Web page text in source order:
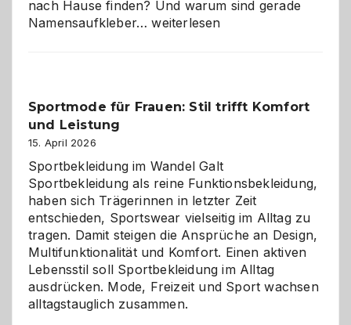
nach Hause finden? Und warum sind gerade
Namensaufkleber…Namensaufkleber
gegen
Chaos
weiterlesen
Sportmode für Frauen: Stil trifft Komfort
und Leistung
15. April 2026
Sportbekleidung im Wandel Galt
Sportbekleidung als reine Funktionsbekleidung,
haben sich Trägerinnen in letzter Zeit
entschieden, Sportswear vielseitig im Alltag zu
tragen. Damit steigen die Ansprüche an Design,
Multifunktionalität und Komfort. Einen aktiven
Lebensstil soll Sportbekleidung im Alltag
ausdrücken. Mode, Freizeit und Sport wachsen
alltagstauglich zusammen.